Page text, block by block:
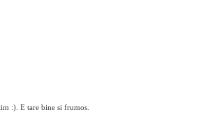
:). E tare bine si frumos.